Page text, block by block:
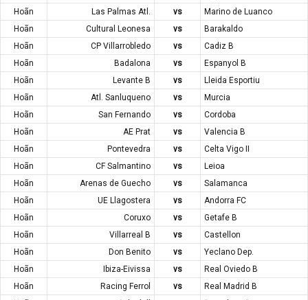
Hoãn
Las Palmas Atl. vs
Marino de Luanco
Hoãn
Cultural Leonesa vs
Barakaldo
Hoãn
CP Villarrobledo vs
Cadiz B
Hoãn
Badalona vs
Espanyol B
Hoãn
Levante B vs
Lleida Esportiu
Hoãn
Atl. Sanluqueno vs
Murcia
Hoãn
San Fernando vs
Cordoba
Hoãn
AE Prat vs
Valencia B
Hoãn
Pontevedra vs
Celta Vigo II
Hoãn
CF Salmantino vs
Leioa
Hoãn
Arenas de Guecho vs
Salamanca
Hoãn
UE Llagostera vs
Andorra FC
Hoãn
Coruxo vs
Getafe B
Hoãn
Villarreal B vs
Castellon
Hoãn
Don Benito vs
Yeclano Dep.
Hoãn
Ibiza-Eivissa vs
Real Oviedo B
Hoãn
Racing Ferrol vs
Real Madrid B